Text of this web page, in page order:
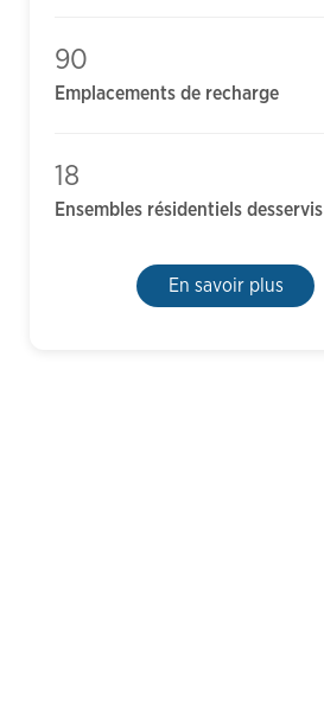
90
Emplacements de recharge
18
Ensembles résidentiels desservis
En savoir plus